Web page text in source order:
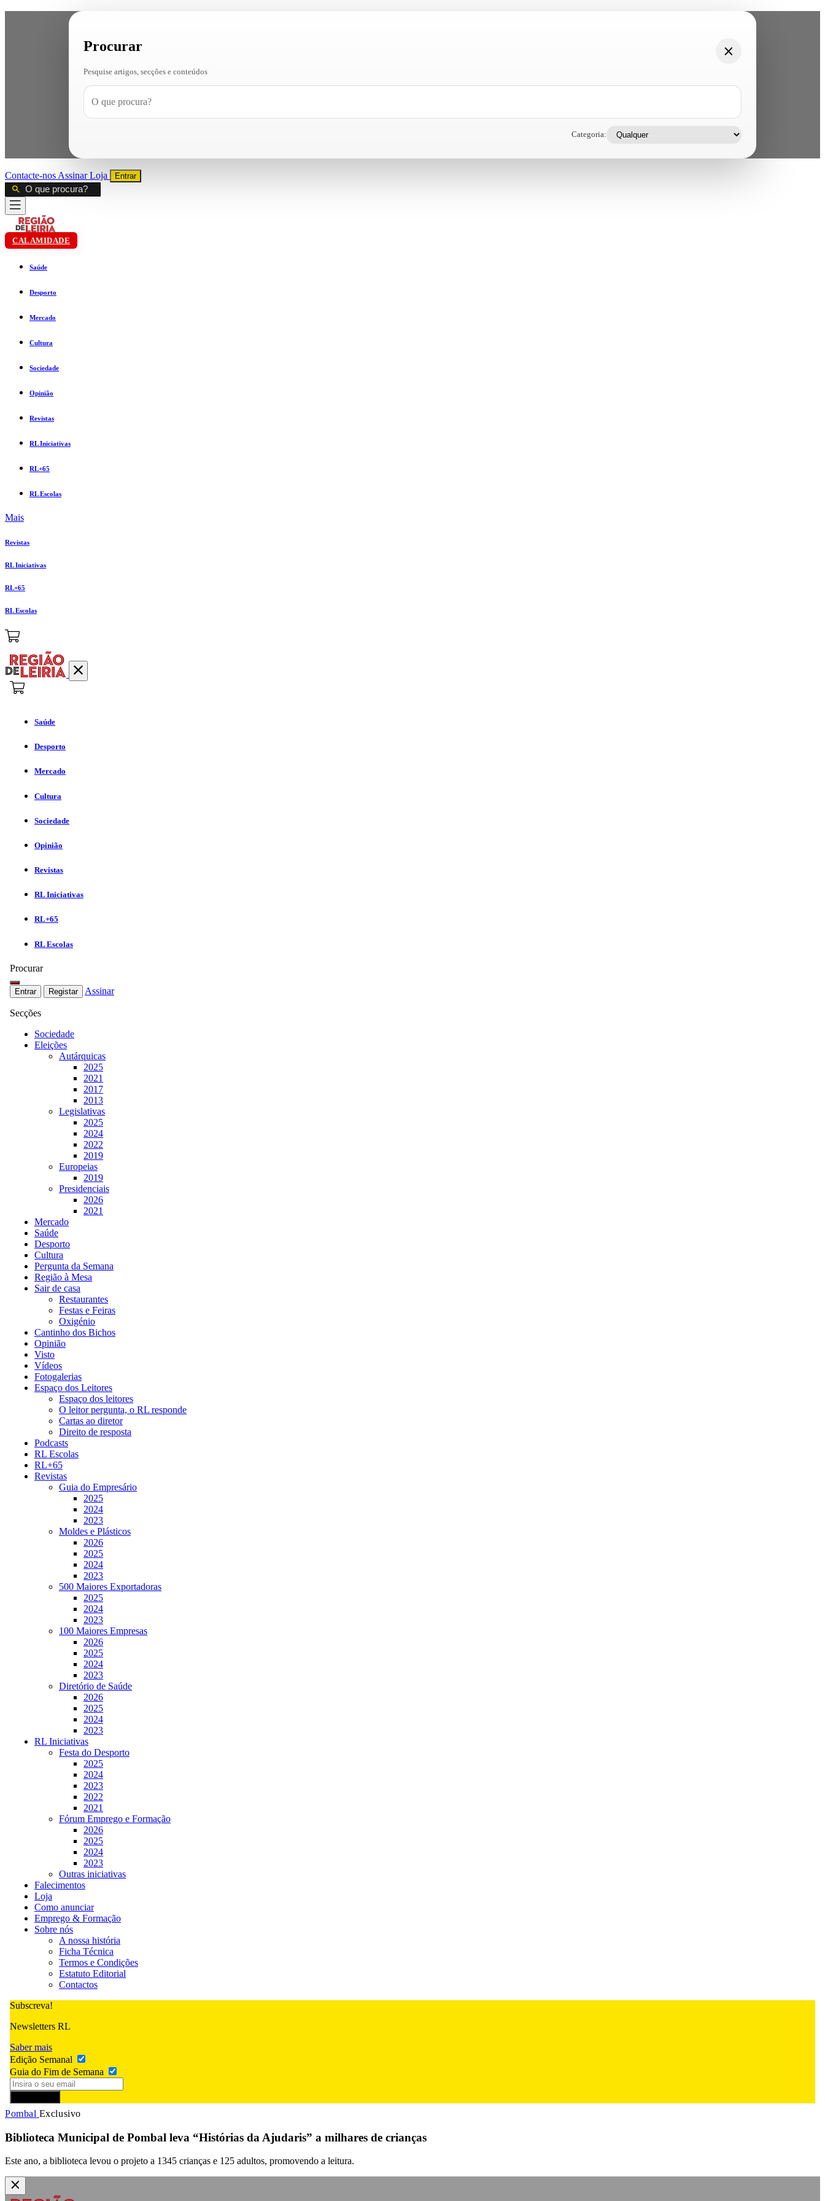
Procurar
Pesquise artigos, secções e conteúdos
Categoria:
Contacte-nos AssinarLoja Entrar
CALAMIDADE
Saúde
Desporto
Mercado
Cultura
Sociedade
Opinião
Revistas
RL Iniciativas
RL+65
RL Escolas
Mais
Revistas
RL Iniciativas
RL+65
RL Escolas
Saúde
Desporto
Mercado
Cultura
Sociedade
Opinião
Revistas
RL Iniciativas
RL+65
RL Escolas
Procurar
Entrar Registar Assinar
Secções
Sociedade
Eleições
Autárquicas
2025
2021
2017
2013
Legislativas
2025
2024
2022
2019
Europeias
2019
Presidenciais
2026
2021
Mercado
Saúde
Desporto
Cultura
Pergunta da Semana
Região à Mesa
Sair de casa
Restaurantes
Festas e Feiras
Oxigénio
Cantinho dos Bichos
Opinião
Visto
Vídeos
Fotogalerias
Espaço dos Leitores
Espaço dos leitores
O leitor pergunta, o RL responde
Cartas ao diretor
Direito de resposta
Podcasts
RL Escolas
RL+65
Revistas
Guia do Empresário
2025
2024
2023
Moldes e Plásticos
2026
2025
2024
2023
500 Maiores Exportadoras
2025
2024
2023
100 Maiores Empresas
2026
2025
2024
2023
Diretório de Saúde
2026
2025
2024
2023
RL Iniciativas
Festa do Desporto
2025
2024
2023
2022
2021
Fórum Emprego e Formação
2026
2025
2024
2023
Outras iniciativas
Falecimentos
Loja
Como anunciar
Emprego & Formação
Sobre nós
A nossa história
Ficha Técnica
Termos e Condições
Estatuto Editorial
Contactos
Subscreva!
Newsletters RL
Saber mais
Edição Semanal
Guia do Fim de Semana
Pombal Exclusivo
Biblioteca Municipal de Pombal leva “Histórias da Ajudaris” a milhares de crianças
Este ano, a biblioteca levou o projeto a 1345 crianças e 125 adultos, promovendo a leitura.